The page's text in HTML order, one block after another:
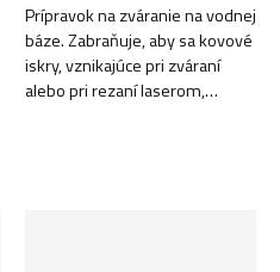
Prípravok na zváranie na vodnej
báze. Zabraňuje, aby sa kovové
iskry, vznikajúce pri zváraní
alebo pri rezaní laserom,